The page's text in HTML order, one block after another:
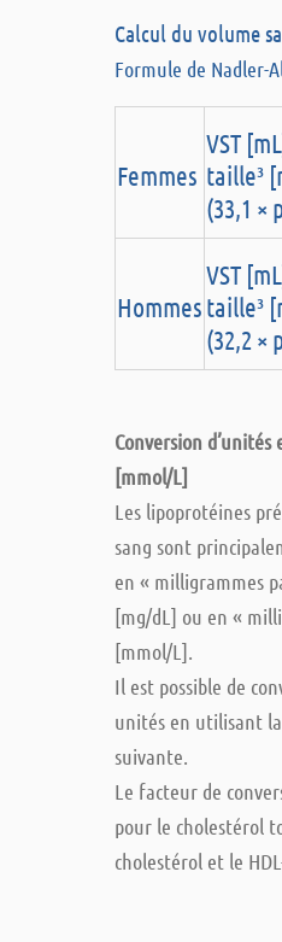
Calcul du volume
Formule de Nadler-
Femmes
VST
taille³
(33,1 ×
Hommes
VST
taille³
(32,2 ×
Conversion
[mmol/L]
Les lipoprotéines
sang sont
en « milligrammes
[mg/dL] ou en «
[mmol/L].
Il est possible de
unités en utilisant
suivante.
Le facteur de
pour le cholestérol
cholestérol et le